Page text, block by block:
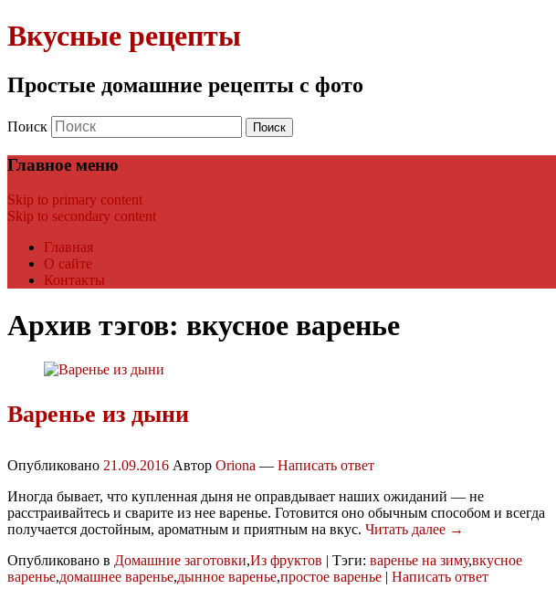
Вкусные рецепты
Простые домашние рецепты с фото
Поиск
Главное меню
Skip to primary content
Skip to secondary content
Главная
О сайте
Контакты
Архив тэгов: вкусное варенье
Варенье из дыни
Опубликовано 21.09.2016 Автор Oriona — Написать ответ
Иногда бывает, что купленная дыня не оправдывает наших ожиданий — не
расстраивайтесь и сварите из нее варенье. Готовится оно обычным способом и всегда
получается достойным, ароматным и приятным на вкус. Читать далее →
Опубликовано в Домашние заготовки,Из фруктов | Тэги: варенье на зиму,вкусное
варенье,домашнее варенье,дынное варенье,простое варенье | Написать ответ